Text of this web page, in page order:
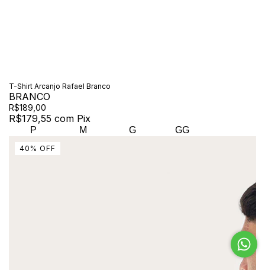
T-Shirt Arcanjo Rafael Branco
BRANCO
R$189,00
R$179,55 com Pix
P M G GG
40 % OFF